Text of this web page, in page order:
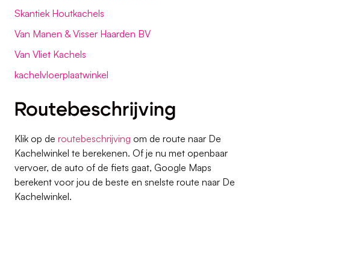
Skantiek Houtkachels
Van Manen & Visser Haarden BV
Van Vliet Kachels
kachelvloerplaatwinkel
Routebeschrijving
Klik op de routebeschrijving om de route naar De
Kachelwinkel te berekenen. Of je nu met openbaar
vervoer, de auto of de fiets gaat, Google Maps
berekent voor jou de beste en snelste route naar De
Kachelwinkel.